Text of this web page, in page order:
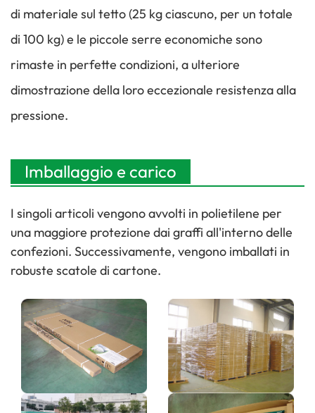
di materiale sul tetto (25 kg ciascuno, per un totale
di 100 kg) e le piccole serre economiche sono
rimaste in perfette condizioni, a ulteriore
dimostrazione della loro eccezionale resistenza alla
pressione.
Imballaggio e carico
I singoli articoli vengono avvolti in polietilene per
una maggiore protezione dai graffi all'interno delle
confezioni. Successivamente, vengono imballati in
robuste scatole di cartone.